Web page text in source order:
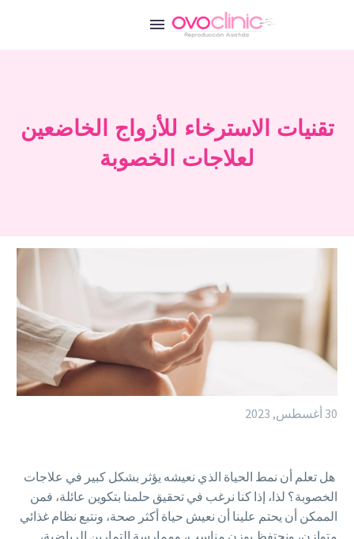
تقنيات الاسترخاء للأزواج الخاضعين
لعلاجات الخصوبة
30 أغسطس, 2023
هل تعلم أن نمط الحياة الذي نعيشه يؤثر بشكل كبير في علاجات
الخصوبة؟ لذا، إذا كنا نرغب في تحقيق حلمنا بتكوين عائلة، فمن
الممكن أن يحتم علينا أن نعيش حياة أكثر صحة، ونتبع نظام غذائي